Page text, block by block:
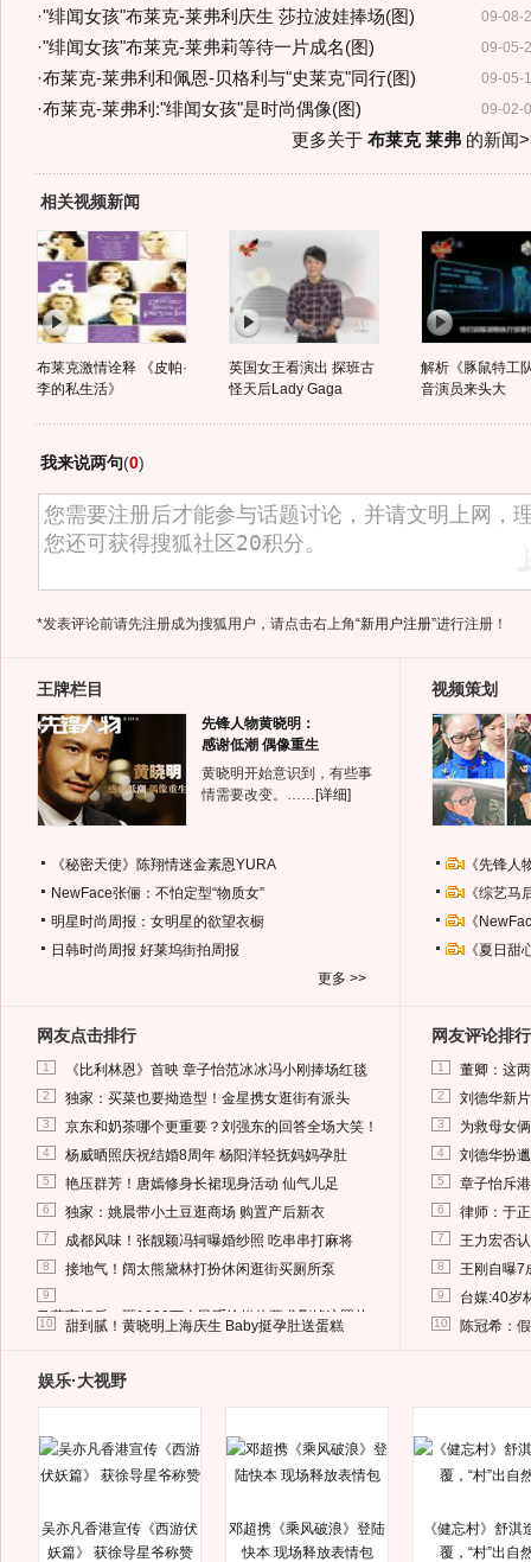
09-08-
·"绯闻女孩"布莱克-莱弗利庆生 莎拉波娃捧场(图)
09-05-
·"绯闻女孩"布莱克-莱弗莉等待一片成名(图)
09-05-
·布莱克-莱弗利和佩恩-贝格利与"史莱克"同行(图)
09-02-
·布莱克-莱弗利:"绯闻女孩"是时尚偶像(图)
更多关于 布莱克 莱弗的新闻
相关视频新闻
布莱克激情诠释 《皮帕·
李的私生活》
英国女王看演出 探班古
怪天后Lady Gaga
解析《豚鼠特工
音演员来头大
我来说两句(0)
*发表评论前请先注册成为搜狐用户，请点击右上角“新用户注册”进行注册！
王牌栏目
先锋人物黄晓明：
感谢低潮 偶像重生
黄晓明开始意识到，有些事
情需要改变。…… [详细]
《秘密天使》陈翔情迷金素恩YURA
NewFace张俪：不怕定型“物质女”
明星时尚周报：女明星的欲望衣橱
日韩时尚周报 好莱坞街拍周报
更多 >>
视频策划
《先锋
《综艺
《
《夏日
网友点击排行
1 《比利林恩》首映 章子怡范冰冰冯小刚捧场红毯
2 独家：买菜也要拗造型！金星携女逛街有派头
3 京东和奶茶哪个更重要？刘强东的回答全场大笑！
4 杨威晒照庆祝结婚8周年 杨阳洋轻抚妈妈孕肚
5 艳压群芳！唐嫣修身长裙现身活动 仙气儿足
6 独家：姚晨带小土豆逛商场 购置产后新衣
7 成都风味！张靓颖冯轲曝婚纱照 吃串串打麻将
8 接地气！阔太熊黛林打扮休闲逛街买厕所泵
9
马蓉离婚后，砸1000万人民币给媒体要求删掉这照片
10 甜到腻！黄晓明上海庆生 Baby挺孕肚送蛋糕
网友评论排行
1 董卿：这
2 刘德华新
3 为救母女
4 刘德华扮
5 章子怡斥
6 律师：于
7 王力宏否
8 王刚自曝7
9 台媒:40岁
10 陈冠希：
娱乐·大视野
吴亦凡香港宣传《西游伏
妖篇》 获徐导星爷称赞
邓超携《乘风破浪》登陆
快本 现场释放表情包
《健忘村》舒淇
覆，“村”出自